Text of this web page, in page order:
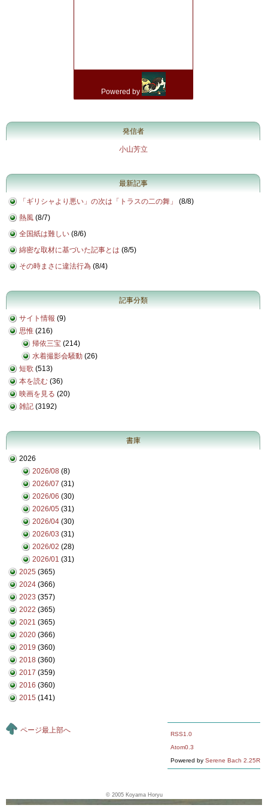
発信者
小山芳立
最新記事
「ギリシャより悪い」の次は「トラスの二の舞」 (8/8)
熱風 (8/7)
全国紙は難しい (8/6)
綿密な取材に基づいた記事とは (8/5)
その時まさに違法行為 (8/4)
記事分類
サイト情報 (9)
思惟 (216)
帰依三宝 (214)
水着撮影会騒動 (26)
短歌 (513)
本を読む (36)
映画を見る (20)
雑記 (3192)
書庫
2026
2026/08 (8)
2026/07 (31)
2026/06 (30)
2026/05 (31)
2026/04 (30)
2026/03 (31)
2026/02 (28)
2026/01 (31)
2025 (365)
2024 (366)
2023 (357)
2022 (365)
2021 (365)
2020 (366)
2019 (360)
2018 (360)
2017 (359)
2016 (360)
2015 (141)
RSS1.0
Atom0.3
Powered by Serene Bach 2.25R
ページ最上部へ
© 2005 Koyama Horyu